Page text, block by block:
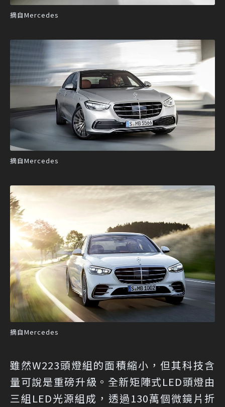
摘自Mercedes
摘自Mercedes
摘自Mercedes
雖然W223頭燈組的面積縮小，但其科技含
量可說是重磅升級。全新矩陣式LED頭燈由
三組LED光源組成，透過130萬個微鏡片折